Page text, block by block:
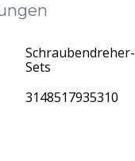
Schraubendreher-
Sets
3148517935310